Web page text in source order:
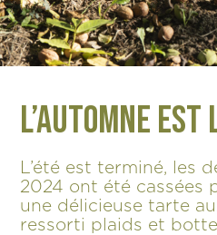
L’automne est
L’été est terminé, les
2024 ont été cassées
une délicieuse tarte
ressorti plaids et